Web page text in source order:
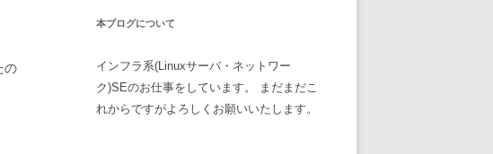
の
本ブログについて
インフラ系(Linuxサーバ・ネットワー
ク)SEのお仕事をしています。 まだまだこ
れからですがよろしくお願いいたします。